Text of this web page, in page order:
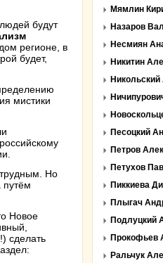
будут
регионе, в
будет,
мистики
Но
путём
Новое
сделать
Мямлин
Назаров
Несмиян
Никитин
Песоцкий
Петров
Петухов
Пиккиева
Плыгач
Подлуцкий
Прокофьев
Ральчук